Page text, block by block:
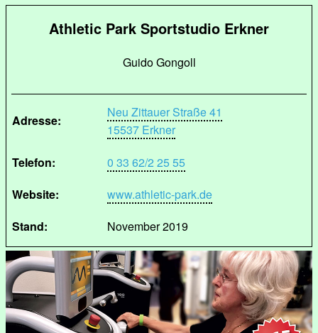
Athletic Park Sportstudio Erkner
Guido Gongoll
Adresse:
Neu Zittauer Straße 41
15537 Erkner
Telefon:
0 33 62/2 25 55
Website:
www.athletic-park.de
Stand:
November 2019